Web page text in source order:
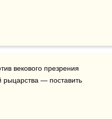
векового презрения
рыцарства — поставить